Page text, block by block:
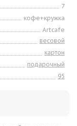
7
кофе+кружка
Artcafe
весовой
картон
подарочный
95